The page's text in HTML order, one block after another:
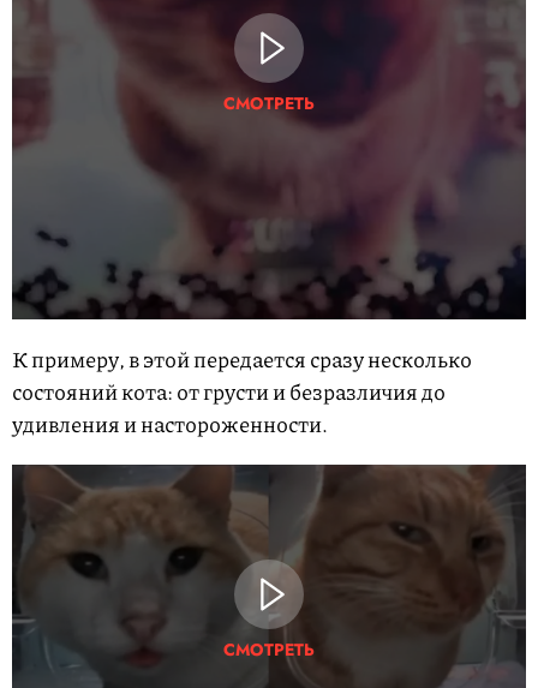
СМОТРЕТЬ
К примеру, в этой передается сразу несколько
состояний кота: от грусти и безразличия до
удивления и настороженности.
СМОТРЕТЬ